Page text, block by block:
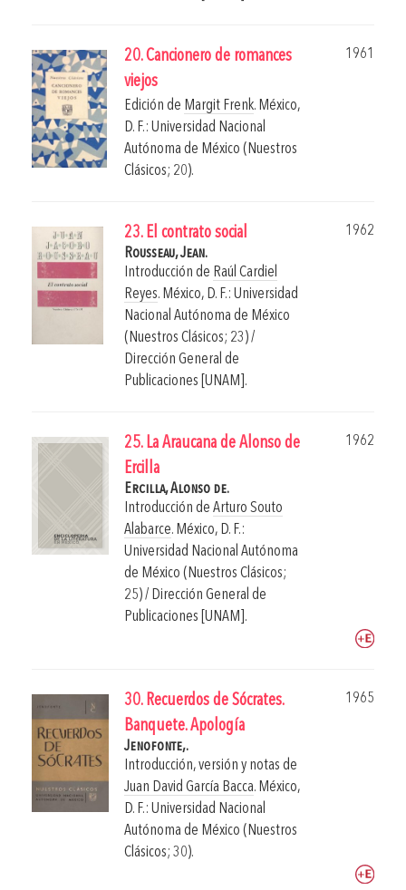
20. Cancionero de romances
viejos
1961
Edición de Margit Frenk. México,
D. F.: Universidad Nacional
Autónoma de México (Nuestros
Clásicos; 20).
23. El contrato social
1962
Rousseau, Jean.
Introducción de Raúl Cardiel
Reyes. México, D. F.: Universidad
Nacional Autónoma de México
(Nuestros Clásicos; 23) /
Dirección General de
Publicaciones [UNAM].
25. La Araucana de Alonso de
Ercilla
1962
Ercilla, Alonso de.
Introducción de Arturo Souto
Alabarce. México, D. F.:
Universidad Nacional Autónoma
de México (Nuestros Clásicos;
25) / Dirección General de
Publicaciones [UNAM].
30. Recuerdos de Sócrates.
Banquete. Apología
1965
Jenofonte,.
Introducción, versión y notas de
Juan David García Bacca. México,
D. F.: Universidad Nacional
Autónoma de México (Nuestros
Clásicos; 30).